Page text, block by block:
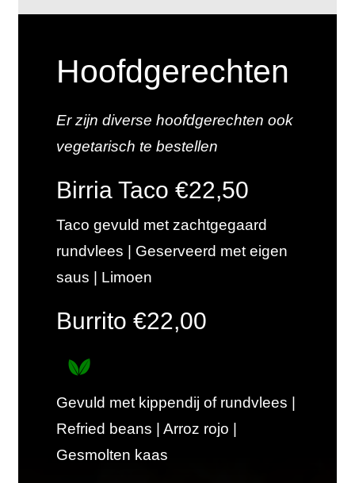
Hoofdgerechten
Er zijn diverse hoofdgerechten ook
vegetarisch te bestellen
Birria Taco €22,50
Taco gevuld met zachtgegaard
rundvlees | Geserveerd met eigen
saus | Limoen
Burrito €22,00
Gevuld met kippendij of rundvlees |
Refried beans | Arroz rojo |
Gesmolten kaas